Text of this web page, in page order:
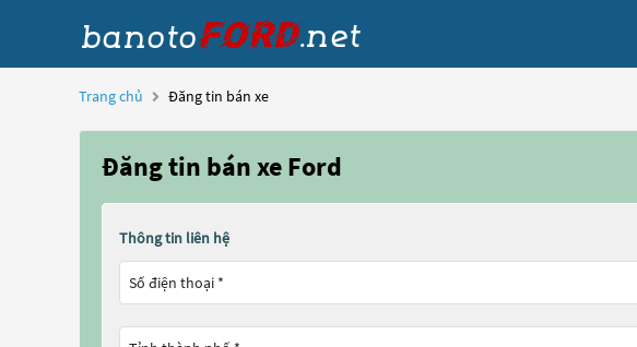
Trang chủ Đăng tin bán xe
Đăng tin bán xe Ford
Thông tin liên hệ